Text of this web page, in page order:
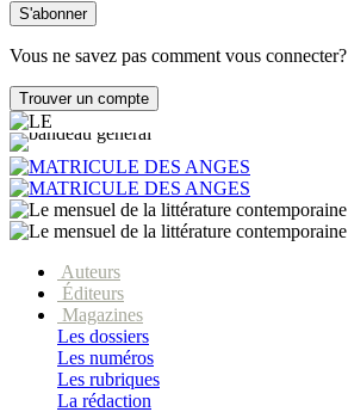
Vous ne savez pas comment vous connecter?
Auteurs
Éditeurs
Magazines
Les dossiers
Les numéros
Les rubriques
La rédaction